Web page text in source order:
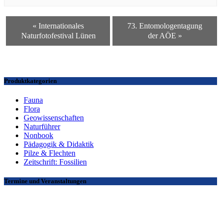
« Internationales
Naturfotofestival Lünen
73. Entomologentagung
der AÖE »
Produktkategorien
Fauna
Flora
Geowissenschaften
Naturführer
Nonbook
Pädagogik & Didaktik
Pilze & Flechten
Zeitschrift: Fossilien
Termine und Veranstaltungen